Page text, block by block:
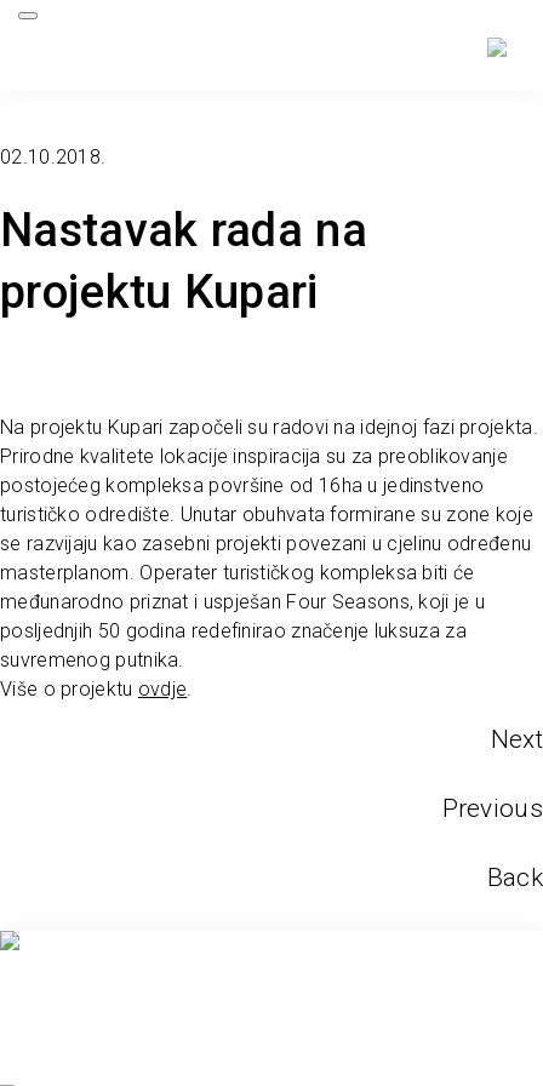
Nastavak rada na
projektu Kupari
02.10.2018.
Na projektu Kupari započeli su radovi na idejnoj fazi projekta.
Prirodne kvalitete lokacije inspiracija su za preoblikovanje
postojećeg kompleksa površine od 16ha u jedinstveno
turističko odredište. Unutar obuhvata formirane su zone koje
se razvijaju kao zasebni projekti povezani u cjelinu određenu
masterplanom. Operater turističkog kompleksa biti će
međunarodno priznat i uspješan Four Seasons, koji je u
posljednjih 50 godina redefinirao značenje luksuza za
suvremenog putnika.
Više o projektu ovdje
Next
Previous
Back